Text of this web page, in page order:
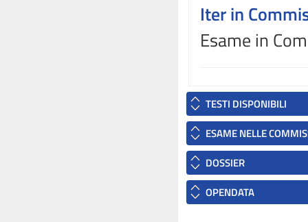
Iter in
Esame in
TESTI DISPONIBILI
ESAME NELLE
DOSSIER
OPENDATA